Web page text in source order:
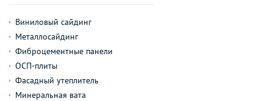
Виниловый сайдинг
Металлосайдинг
Фиброцементные панели
ОСП-плиты
Фасадный утеплитель
Минеральная вата